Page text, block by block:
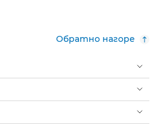
Обратно нагоре